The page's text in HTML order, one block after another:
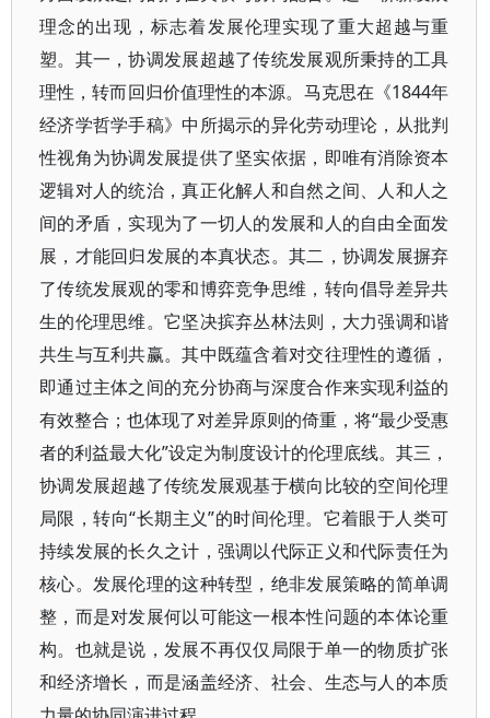
理念的出现，标志着发展伦理实现了重大超越与重
塑。其一，协调发展超越了传统发展观所秉持的工具
理性，转而回归价值理性的本源。马克思在《1844年
经济学哲学手稿》中所揭示的异化劳动理论，从批判
性视角为协调发展提供了坚实依据，即唯有消除资本
逻辑对人的统治，真正化解人和自然之间、人和人之
间的矛盾，实现为了一切人的发展和人的自由全面发
展，才能回归发展的本真状态。其二，协调发展摒弃
了传统发展观的零和博弈竞争思维，转向倡导差异共
生的伦理思维。它坚决摈弃丛林法则，大力强调和谐
共生与互利共赢。其中既蕴含着对交往理性的遵循，
即通过主体之间的充分协商与深度合作来实现利益的
有效整合；也体现了对差异原则的倚重，将“最少受惠
者的利益最大化”设定为制度设计的伦理底线。其三，
协调发展超越了传统发展观基于横向比较的空间伦理
局限，转向“长期主义”的时间伦理。它着眼于人类可
持续发展的长久之计，强调以代际正义和代际责任为
核心。发展伦理的这种转型，绝非发展策略的简单调
整，而是对发展何以可能这一根本性问题的本体论重
构。也就是说，发展不再仅仅局限于单一的物质扩张
和经济增长，而是涵盖经济、社会、生态与人的本质